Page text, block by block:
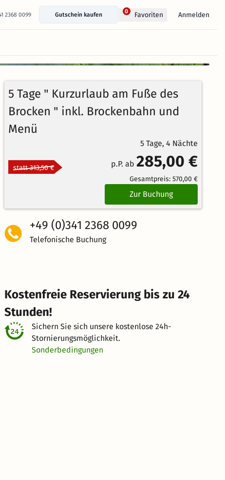
2368 0099 Gutschein kaufen
0 Favoriten Anmelden
87%
Weiterempfehlung
Bewertungen
4.5
Brillant
5 Tage " Kurzurlaub am Fuße des
Brocken " inkl. Brockenbahn und
Menü
5 Tage, 4 Nächte
statt 313,50 € p.P. ab 285,00 €
Gesamtpreis: 570,00 €
Zur Buchung
+49 (0)341 2368 0099
Telefonische Buchung
Kostenfreie Reservierung bis zu 24
Stunden!
Sichern Sie sich unsere kostenlose 24h-
Stornierungsmöglichkeit.
Sonderbedingungen